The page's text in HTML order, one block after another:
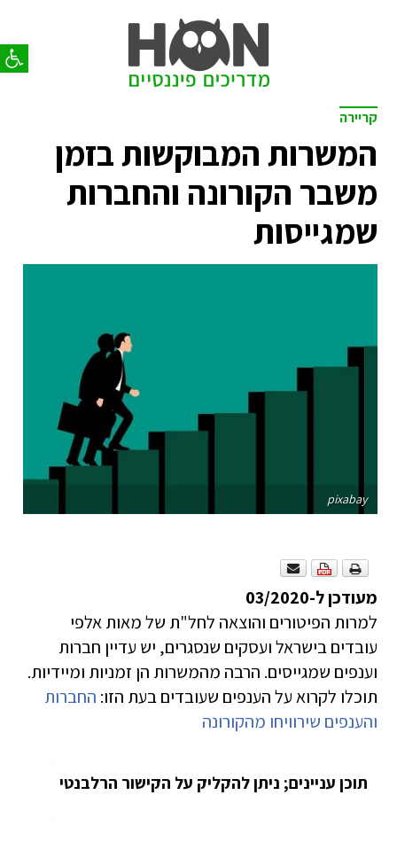
פתח
קריירה
המשרות המבוקשות בזמן
משבר הקורונה והחברות
שמגייסות
pixabay
מעודכן ל-03/2020
למרות הפיטורים והוצאה לחל"ת של מאות אלפי
עובדים בישראל ועסקים שנסגרים, יש עדיין חברות
וענפים שמגייסים. הרבה מהמשרות הן זמניות ומיידיות.
תוכלו לקרוא על הענפים שעובדים בעת הזו: החברות
והענפים שירוויחו מהקורונה
תוכן עניינים; ניתן להקליק על הקישור הרלבנטי